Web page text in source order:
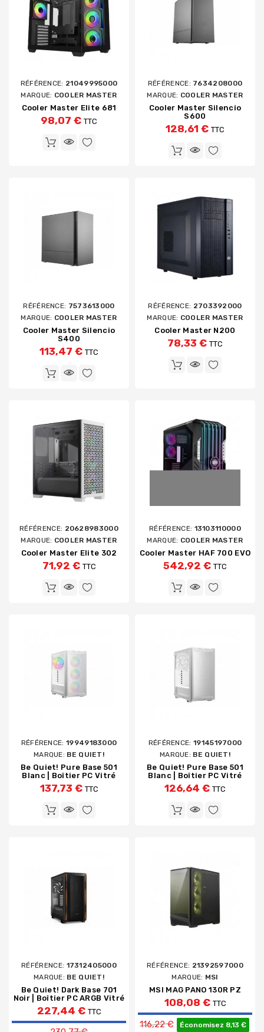
RÉFÉRENCE: 21049995000
MARQUE: COOLER MASTER
Cooler Master Elite 681
98,07 € TTC
RÉFÉRENCE: 7634208000
MARQUE: COOLER MASTER
Cooler Master Silencio
S600
128,61 € TTC
RÉFÉRENCE: 7573613000
MARQUE: COOLER MASTER
Cooler Master Silencio
S400
113,47 € TTC
RÉFÉRENCE: 2703392000
MARQUE: COOLER MASTER
Cooler Master N200
78,33 € TTC
RÉFÉRENCE: 20628983000
MARQUE: COOLER MASTER
Cooler Master Elite 302
71,92 € TTC
RÉFÉRENCE: 13103110000
MARQUE: COOLER MASTER
Cooler Master HAF 700 EVO
542,92 € TTC
RÉFÉRENCE: 19949183000
MARQUE: BE QUIET!
Be Quiet! Pure Base 501
Blanc | Boîtier PC Vitré
137,73 € TTC
RÉFÉRENCE: 19145197000
MARQUE: BE QUIET!
Be Quiet! Pure Base 501
Blanc | Boîtier PC Vitré
126,64 € TTC
RÉFÉRENCE: 17312405000
MARQUE: BE QUIET!
Be Quiet! Dark Base 701
Noir | Boîtier PC ARGB Vitré
227,44 € TTC
Prix de base
RÉFÉRENCE: 21392597000
MARQUE: MSI
MSI MAG PANO 130R PZ
108,08 € TTC
Prix de base
116,22 € Économisez 8,13 €